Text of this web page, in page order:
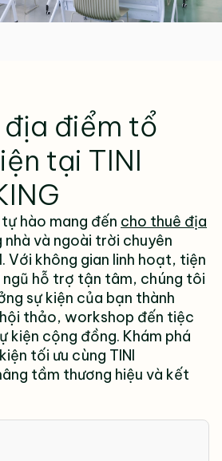
điểm tổ
tại TINI
tự hào mang đến cho thuê địa
nhà và ngoài trời chuyên
Với không gian linh hoạt, tiện
ngũ hỗ trợ tận tâm, chúng tôi
sự kiện của bạn thành
thảo, workshop đến tiệc
kiện cộng đồng. Khám phá
tối ưu cùng TINI
tầm thương hiệu và kết